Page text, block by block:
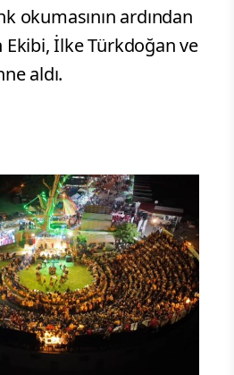
okumasının ardından
Ekibi, İlke Türkdoğan ve
aldı.